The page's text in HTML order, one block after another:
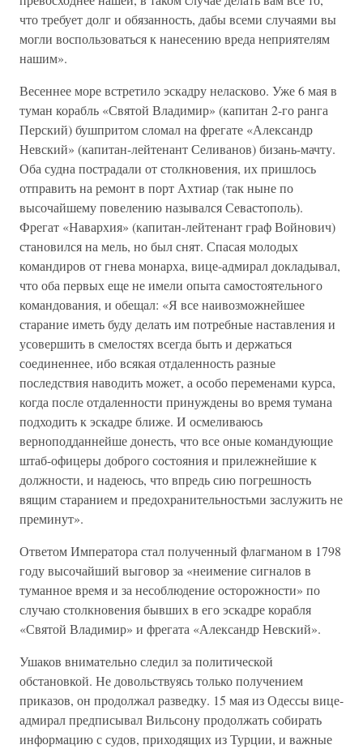
что требует долг и обязанность, дабы всеми случаями вы
могли воспользоваться к нанесению вреда неприятелям
нашим».
Весеннее море встретило эскадру неласково. Уже 6 мая в
туман корабль «Святой Владимир» (капитан 2-го ранга
Перский) бушпритом сломал на фрегате «Александр
Невский» (капитан-лейтенант Селиванов) бизань-мачту.
Оба судна пострадали от столкновения, их пришлось
отправить на ремонт в порт Ахтиар (так ныне по
высочайшему повелению назывался Севастополь).
Фрегат «Навархия» (капитан-лейтенант граф Войнович)
становился на мель, но был снят. Спасая молодых
командиров от гнева монарха, вице-адмирал докладывал,
что оба первых еще не имели опыта самостоятельного
командования, и обещал: «Я все наивозможнейшее
старание иметь буду делать им потребные наставления и
усовершить в смелостях всегда быть и держаться
соединеннее, ибо всякая отдаленность разные
последствия наводить может, а особо переменами курса,
когда после отдаленности принуждены во время тумана
подходить к эскадре ближе. И осмеливаюсь
верноподданнейше донесть, что все оные командующие
штаб-офицеры доброго состояния и прилежнейшие к
должности, и надеюсь, что впредь сию погрешность
вящим старанием и предохранительностьми заслужить не
преминут».
Ответом Императора стал полученный флагманом в 1798
году высочайший выговор за «неимение сигналов в
туманное время и за несоблюдение осторожности» по
случаю столкновения бывших в его эскадре корабля
«Святой Владимир» и фрегата «Александр Невский».
Ушаков внимательно следил за политической
обстановкой. Не довольствуясь только получением
приказов, он продолжал разведку. 15 мая из Одессы вице-
адмирал предписывал Вильсону продолжать собирать
информацию с судов, приходящих из Турции, и важные